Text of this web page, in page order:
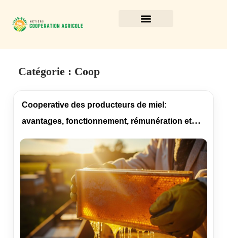
Catégorie : Coop
Cooperative des producteurs de miel:
avantages, fonctionnement, rémunération et
critères de choix